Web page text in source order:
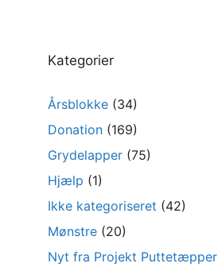
Kategorier
Årsblokke (34)
Donation (169)
Grydelapper (75)
Hjælp (1)
Ikke kategoriseret (42)
Mønstre (20)
Nyt fra Projekt Puttetæpper